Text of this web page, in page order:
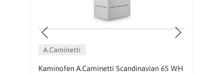
A.Caminetti
Kaminofen A.Caminetti Scandinavian 65 WH